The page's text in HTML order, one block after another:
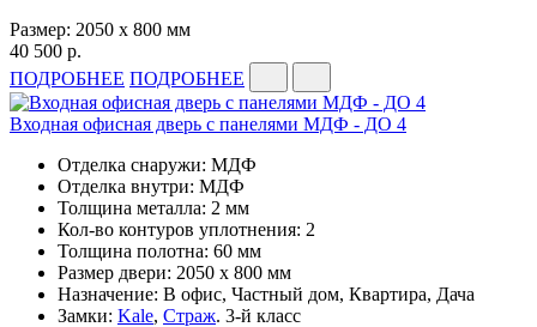
Размер: 2050 x 800 мм
40 500 р.
ПОДРОБНЕЕ ПОДРОБНЕЕ
Входная офисная дверь с панелями МДФ - ДО 4
Отделка снаружи: МДФ
Отделка внутри: МДФ
Толщина металла: 2 мм
Кол-во контуров уплотнения: 2
Толщина полотна: 60 мм
Размер двери: 2050 x 800 мм
Назначение: В офис, Частный дом, Квартира, Дача
Замки: Kale, Страж. 3-й класс